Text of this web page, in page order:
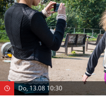
Do, 13.08 10:30